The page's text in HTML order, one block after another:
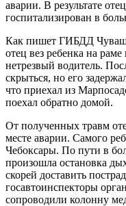
аварии. В результате
госпитализирован в
Как пишет ГИБДД
отец вез ребенка на
нетрезвый водитель.
скрыться, но его
что приехал из
поехал обратно домой.
От полученных травм
месте аварии. Самого
Чебоксары. По пути в
произошла остановка
скорей доставить
госавтоинспекторы
сопроводили колонну